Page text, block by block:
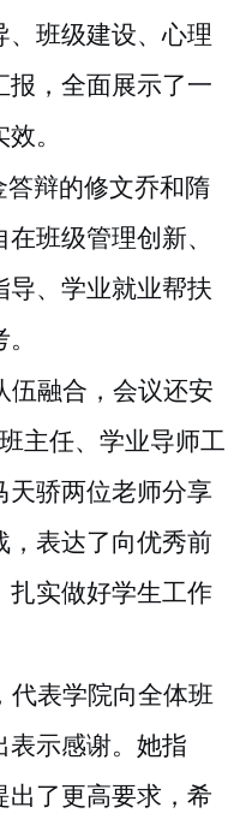
班级建设、心理
报，全面展示了一
。
答辩的修文乔和隋
班级管理创新、
导、学业就业帮扶
伍融合，会议还安
主任、学业导师工
天骄两位老师分享
，表达了向优秀前
扎实做好学生工作
代表学院向全体班
表示感谢。她指
出了更高要求，希